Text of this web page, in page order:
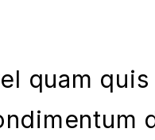
quam quis